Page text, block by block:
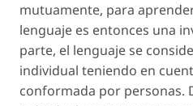
mutuamente, para
lenguaje es entonces una
parte, el lenguaje se
individual teniendo en
conformada por personas.